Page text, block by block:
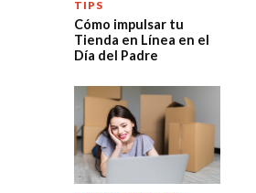
TIPS
Cómo impulsar tu
Tienda en Línea en el
Día del Padre